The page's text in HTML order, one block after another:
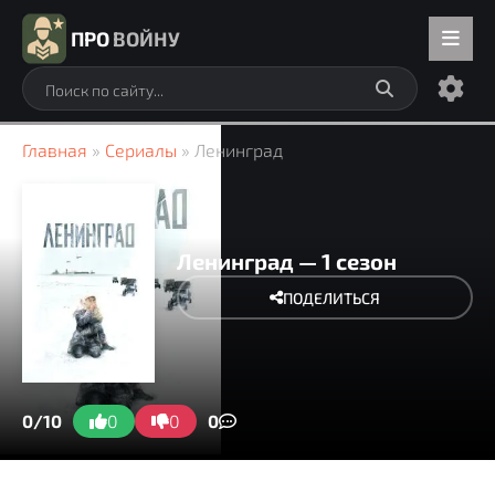
ПРОВОЙНУ
Главная » Сериалы » Ленинград
Ленинград — 1 сезон
ПОДЕЛИТЬСЯ
0/10 0 0 0